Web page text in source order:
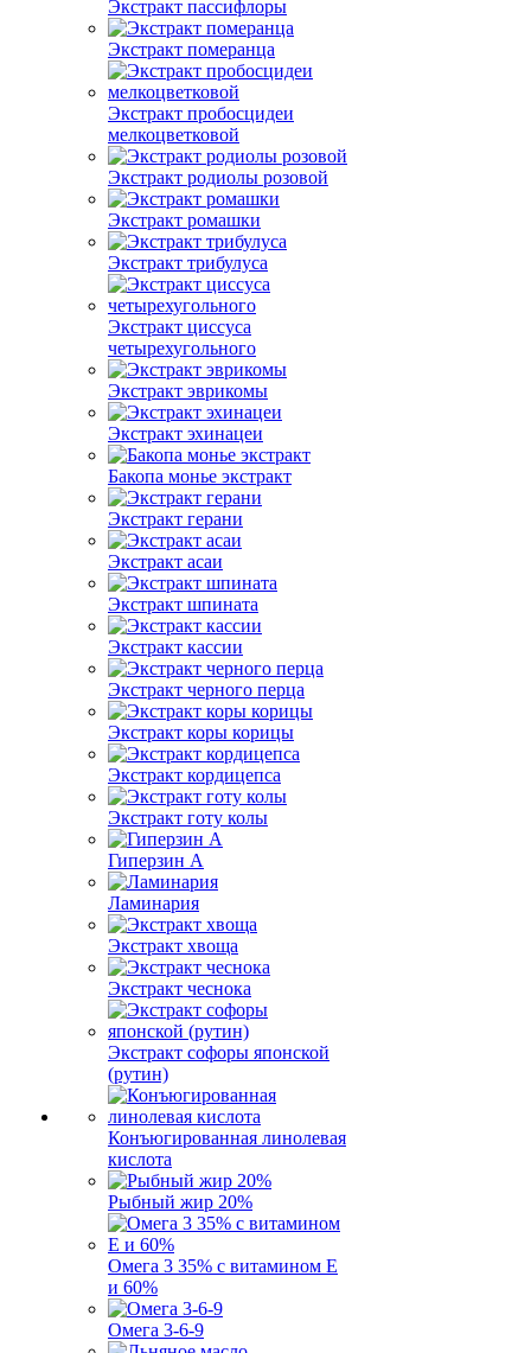
Экстракт пассифлоры
Экстракт померанца
Экстракт пробосцидеи
мелкоцветковой
Экстракт родиолы розовой
Экстракт ромашки
Экстракт трибулуса
Экстракт циссуса
четырехугольного
Экстракт эврикомы
Экстракт эхинацеи
Бакопа монье экстракт
Экстракт герани
Экстракт асаи
Экстракт шпината
Экстракт кассии
Экстракт черного перца
Экстракт коры корицы
Экстракт кордицепса
Экстракт готу колы
Гиперзин А
Ламинария
Экстракт хвоща
Экстракт чеснока
Экстракт софоры японской
(рутин)
Конъюгированная линолевая
кислота
Рыбный жир 20%
Омега 3 35% с витамином Е
и 60%
Омега 3-6-9